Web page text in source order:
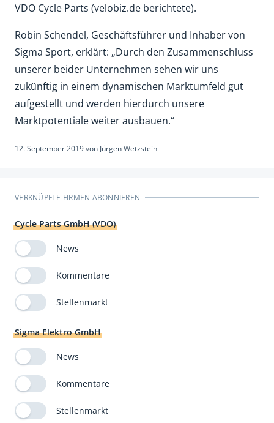
VDO Cycle Parts (velobiz.de berichtete).
Robin Schendel, Geschäftsführer und Inhaber von
Sigma Sport, erklärt: „Durch den Zusammenschluss
unserer beider Unternehmen sehen wir uns
zukünftig in einem dynamischen Marktumfeld gut
aufgestellt und werden hierdurch unsere
Marktpotentiale weiter ausbauen.“
12. September 2019von Jürgen Wetzstein
VERKNÜPFTE FIRMEN ABONNIEREN
Cycle Parts GmbH (VDO)
News
Kommentare
Stellenmarkt
Sigma Elektro GmbH
News
Kommentare
Stellenmarkt